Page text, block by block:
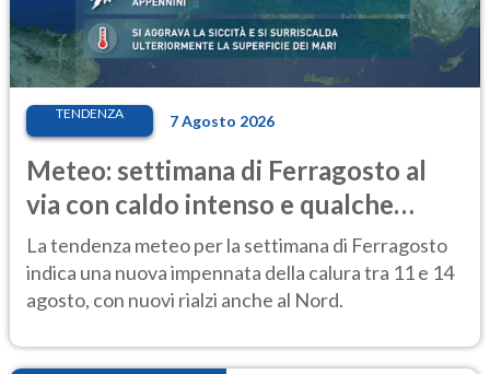
TENDENZA 7 Agosto 2026
Meteo: settimana di Ferragosto al
via con caldo intenso e qualche
temporale
La tendenza meteo per la settimana di Ferragosto
indica una nuova impennata della calura tra 11 e 14
agosto, con nuovi rialzi anche al Nord.